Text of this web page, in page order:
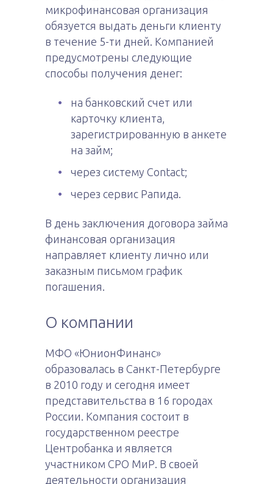
микрофинансовая организация
обязуется выдать деньги клиенту
в течение 5-ти дней. Компанией
предусмотрены следующие
способы получения денег:
на банковский счет или
карточку клиента,
зарегистрированную в анкете
на займ;
через систему Contact;
через сервис Рапида.
В день заключения договора займа
финансовая организация
направляет клиенту лично или
заказным письмом график
погашения.
О компании
МФО «ЮнионФинанс»
образовалась в Санкт-Петербурге
в 2010 году и сегодня имеет
представительства в 16 городах
России. Компания состоит в
государственном реестре
Центробанка и является
участником СРО МиР. В своей
деятельности организация